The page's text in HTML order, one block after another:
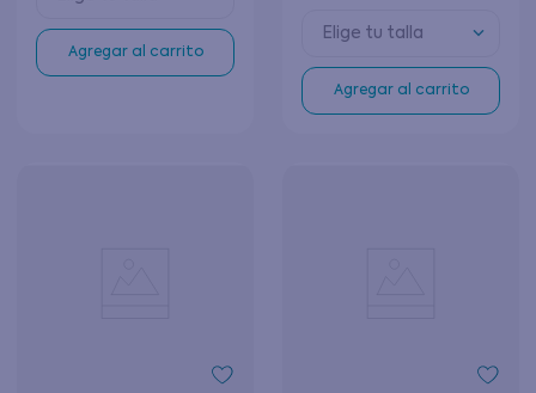
Agregar al carrito
Elige tu talla
Agregar al carrito